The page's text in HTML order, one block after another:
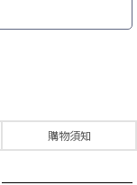
購物須知